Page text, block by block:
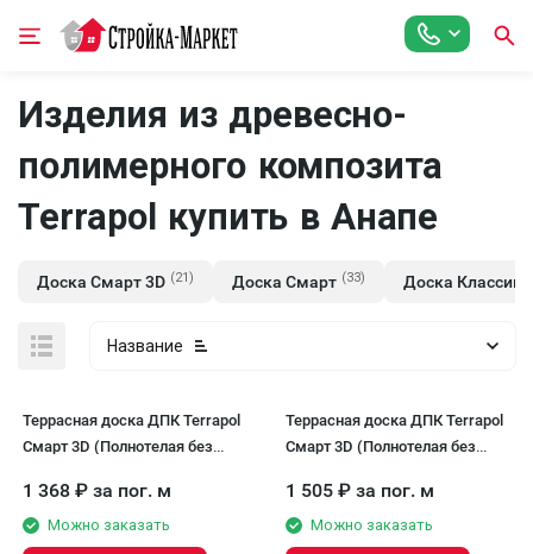
Изделия из древесно-
полимерного композита
Terrapol купить в Анапе
Доска Смарт 3D (21) Доска Смарт (33) Доска Классик
Название
Террасная доска ДПК Terrapol
Смарт 3D (Полнотелая без
1 368 ₽ за пог. м
Можно заказать
Террасная доска ДПК Terrapol
Смарт 3D (Полнотелая без
1 505 ₽ за пог. м
Можно заказать